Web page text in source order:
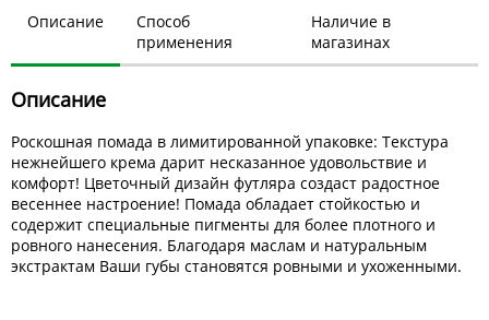
Описание
Способ
применения
Наличие в
магазинах
Описание
Роскошная помада в лимитированной упаковке: Текстура
нежнейшего крема дарит несказанное удовольствие и
комфорт! Цветочный дизайн футляра создаст радостное
весеннее настроение! Помада обладает стойкостью и
содержит специальные пигменты для более плотного и
ровного нанесения. Благодаря маслам и натуральным
экстрактам Ваши губы становятся ровными и ухоженными.